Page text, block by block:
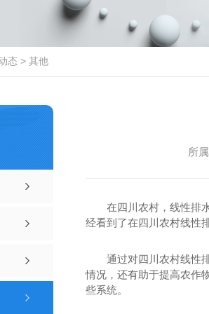
态 > 其他
所
在四川农村，线性排
经看到了在四川农村线性
通过对四川农村线性
情况，还有助于提高农作
些系统。